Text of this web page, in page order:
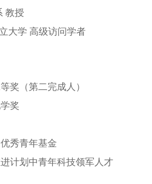
教授
大学 高级访问学者
奖（第二完成人）
奖
秀青年基金
计划中青年科技领军人才